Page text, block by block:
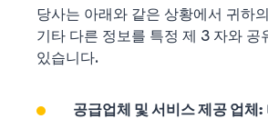
당사는 아래와 같은 상황에서 귀하
기타 다른 정보를 특정 제 3 자와 공
있습니다.
공급업체 및 서비스 제공 업체: